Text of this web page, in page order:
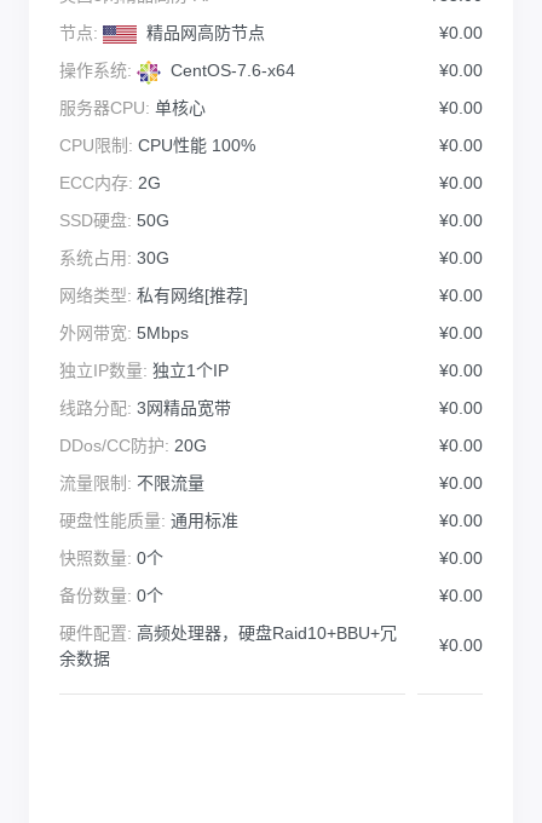
节点:
精品网高防节点
¥0.00
操作系统:
CentOS-7.6-x64
¥0.00
服务器CPU: 单核心
¥0.00
CPU限制: CPU性能 100%
¥0.00
ECC内存: 2G
¥0.00
SSD硬盘: 50G
¥0.00
系统占用: 30G
¥0.00
网络类型: 私有网络[推荐]
¥0.00
外网带宽: 5Mbps
¥0.00
独立IP数量: 独立1个IP
¥0.00
线路分配: 3网精品宽带
¥0.00
DDos/CC防护: 20G
¥0.00
流量限制: 不限流量
¥0.00
硬盘性能质量: 通用标准
¥0.00
快照数量: 0个
¥0.00
备份数量: 0个
¥0.00
硬件配置: 高频处理器，硬盘Raid10+BBU+冗
余数据
¥0.00